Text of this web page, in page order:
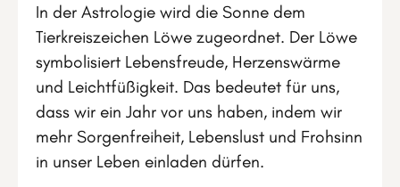
In der Astrologie wird die Sonne dem
Tierkreiszeichen Löwe zugeordnet. Der Löwe
symbolisiert Lebensfreude, Herzenswärme
und Leichtfüßigkeit. Das bedeutet für uns,
dass wir ein Jahr vor uns haben, indem wir
mehr Sorgenfreiheit, Lebenslust und Frohsinn
in unser Leben einladen dürfen.